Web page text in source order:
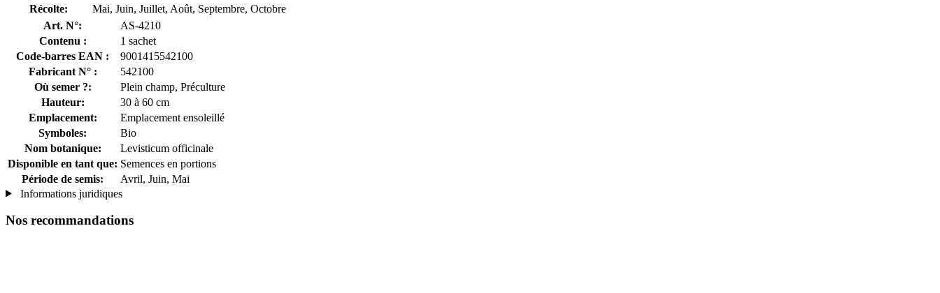
Récolte:
Mai, Juin, Juillet, Août, Septembre, Octobre
Art. N°:
AS-4210
Contenu :
1 sachet
Code-barres EAN :
9001415542100
Fabricant N° :
542100
Où semer ?:
Plein champ, Préculture
Hauteur:
30 à 60 cm
Emplacement:
Emplacement ensoleillé
Symboles:
Bio
Nom botanique:
Levisticum officinale
Disponible en tant que: Semences en portions
Période de semis:
Avril, Juin, Mai
Informations juridiques
Nos recommandations